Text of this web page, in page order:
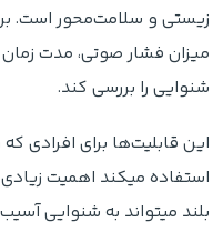
زیستی و سلامت‌محور است.
میزان فشار صوتی، مدت
شنوایی را بررسی کند.
این قابلیت‌ها برای افرادی
استفاده میکند اهمیت
بلند میتواند به شنوایی